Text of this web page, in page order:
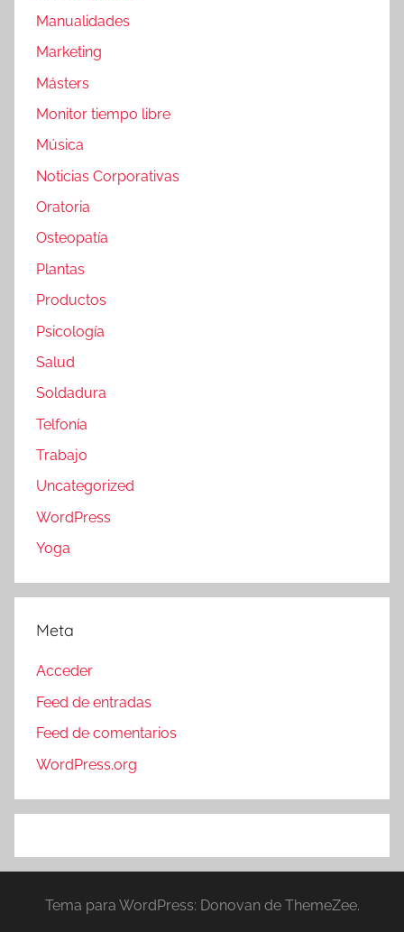
Manualidades
Marketing
Másters
Monitor tiempo libre
Música
Noticias Corporativas
Oratoria
Osteopatía
Plantas
Productos
Psicología
Salud
Soldadura
Telfonía
Trabajo
Uncategorized
WordPress
Yoga
Meta
Acceder
Feed de entradas
Feed de comentarios
WordPress.org
Tema para WordPress: Donovan de ThemeZee.